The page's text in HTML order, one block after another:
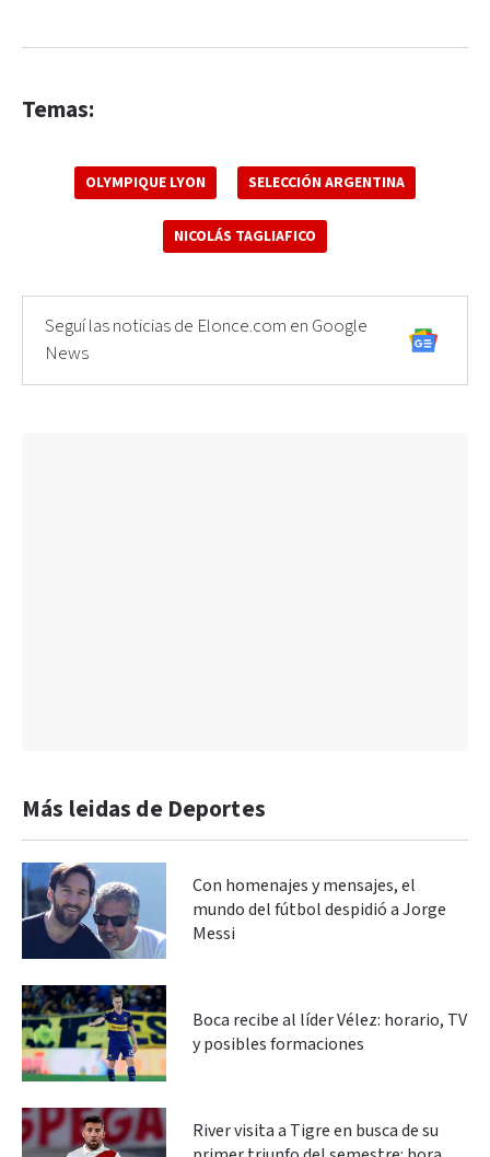
Temas:
OLYMPIQUE LYON SELECCIÓN ARGENTINA
NICOLÁS TAGLIAFICO
Seguí las noticias de Elonce.com en Google
News
Más leidas de Deportes
Con homenajes y mensajes, el
mundo del fútbol despidió a Jorge
Messi
Boca recibe al líder Vélez: horario, TV
y posibles formaciones
River visita a Tigre en busca de su